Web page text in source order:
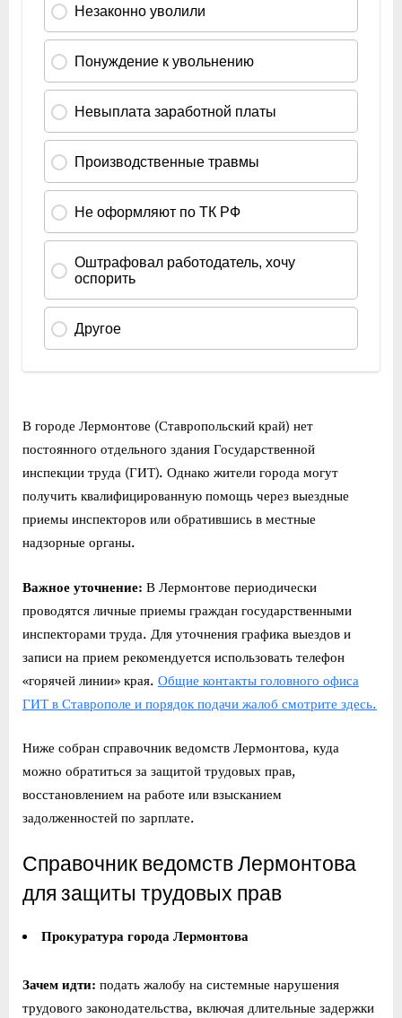
В городе Лермонтове (Ставропольский край) нет
постоянного отдельного здания Государственной
инспекции труда (ГИТ). Однако жители города могут
получить квалифицированную помощь через выездные
приемы инспекторов или обратившись в местные
надзорные органы.
Важное уточнение: В Лермонтове периодически
проводятся личные приемы граждан государственными
инспекторами труда. Для уточнения графика выездов и
записи на прием рекомендуется использовать телефон
«горячей линии» края. Общие контакты головного офиса
ГИТ в Ставрополе и порядок подачи жалоб смотрите здесь.
Ниже собран справочник ведомств Лермонтова, куда
можно обратиться за защитой трудовых прав,
восстановлением на работе или взысканием
задолженностей по зарплате.
Справочник ведомств Лермонтова
для защиты трудовых прав
Прокуратура города Лермонтова
Зачем идти: подать жалобу на системные нарушения
трудового законодательства, включая длительные задержки